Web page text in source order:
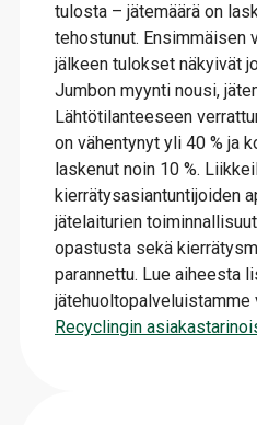
tulosta – jätemäärä on
tehostunut. Ensimmäisen
jälkeen tulokset näkyivät
Jumbon myynti nousi,
Lähtötilanteeseen
on vähentynyt yli 40 % ja
laskenut noin 10 %.
kierrätysasiantuntijoiden
jätelaiturien
opastusta sekä
parannettu. Lue aiheesta
jätehuoltopalveluistamme
Recyclingin